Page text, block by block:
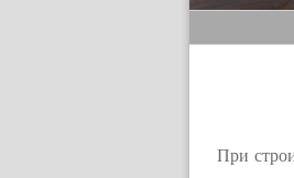
При